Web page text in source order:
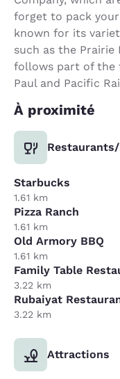
forget to pack
known for its
such as the Prairie
follows part of the
Paul and Pacific
À proximité
Starbucks
1.61 km
Pizza Ranch
1.61 km
Old Armory BBQ
1.61 km
Family Table
3.22 km
Rubaiyat
3.22 km
Attractions